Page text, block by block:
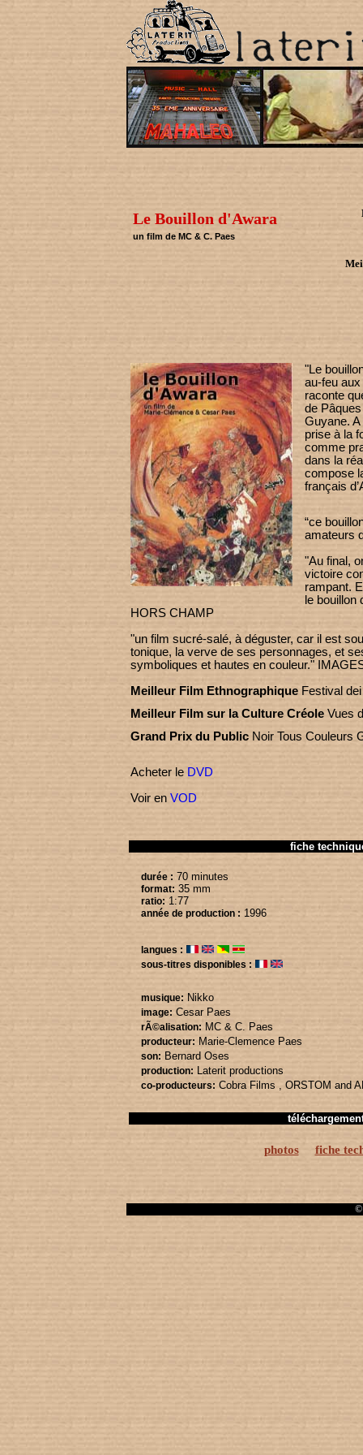
Le Bouillon d'Awara
un film de MC & C. Paes
"Le
au-feu
raconte
de
Guyane.
prise à la
comme
dans la
compose
français
“ce
amateurs
"Au final,
victoire
rampant.
le bouillon
HORS CHAMP
"un film sucré-salé, à déguster, car il est
tonique, la verve de ses personnages, et
symboliques et hautes en couleur."
Meilleur Film Ethnographique Festival
Meilleur Film sur la Culture Créole Vues
Grand Prix du Public Noir Tous Couleurs
Acheter le DVD
Voir en VOD
fiche
durée : 70 minutes
format: 35 mm
ratio: 1:77
année de production : 1996
langues :
sous-titres disponibles :
musique: Nikko
image: Cesar Paes
rÃ©alisation: MC & C. Paes
producteur: Marie-Clemence Paes
son: Bernard Oses
production: Laterit productions
co-producteurs: Cobra Films , ORSTOM and
photos fiche
©